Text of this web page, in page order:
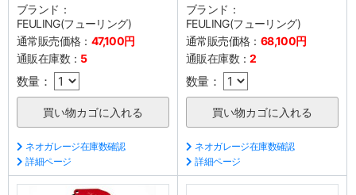
ブランド：
FEULING(フューリング)
通常販売価格： 47,100円
通販在庫数： 5
数量：
ネオガレージ在庫数確認
詳細ページ
ブランド：
FEULING(フューリング)
通常販売価格： 68,100円
通販在庫数：2
数量：
ネオガレージ在庫数確認
詳細ページ